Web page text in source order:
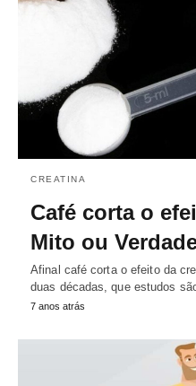
CREATINA
Café corta o
Mito ou
Afinal café corta o efeito da
duas décadas, que estudos
7 anos atrás